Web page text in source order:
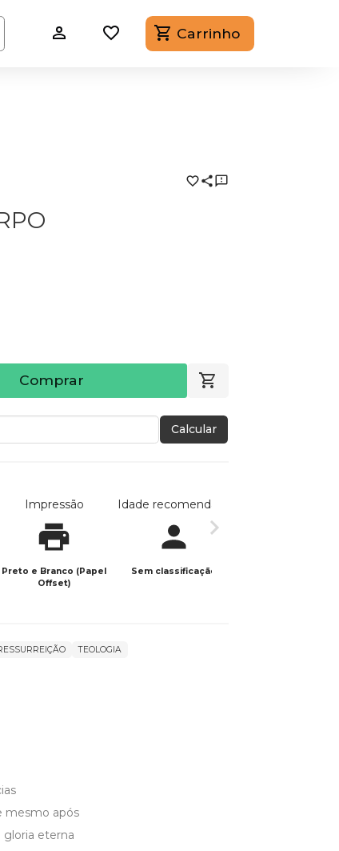
Carrinho
Comprar
Calcular
Impressão
Preto e Branco (Papel
Offset)
Idade recomendada
Sem classificação
TEOLOGIA
mesmo após
gloria eterna